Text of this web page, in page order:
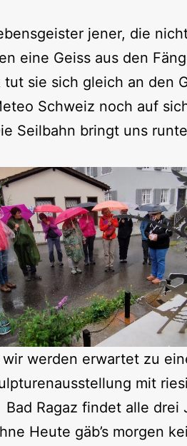
jener, die
eine Geiss aus den
sie sich gleich an den
Schweiz noch auf
Seilbahn bringt uns
wir werden erwartet zu
mit
Ragaz findet alle drei
Heute gäb’s morgen